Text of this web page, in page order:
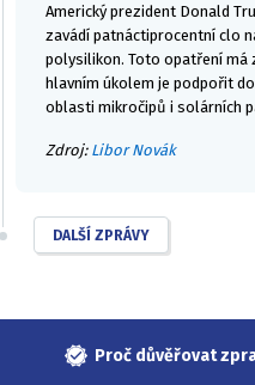
Americký prezident Donald
zavádí patnáctiprocentní clo
polysilikon. Toto opatření
hlavním úkolem je podpořit
oblasti mikročipů i solárních
Zdroj: Libor Novák
DALŠÍ ZPRÁVY
Proč důvěřovat